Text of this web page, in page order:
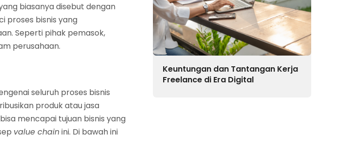
biasanya disebut dengan
proses bisnis yang
Seperti pihak pemasok,
perusahaan.
seluruh proses bisnis
produk atau jasa
mencapai tujuan bisnis yang
value chainini. Di bawah ini
Keuntungan dan Tantangan Kerja
Freelance di Era Digital